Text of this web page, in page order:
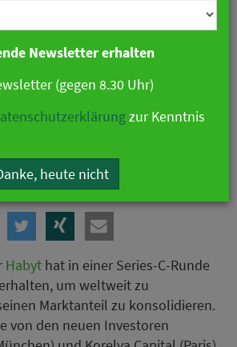
Geld für Co-Living-Anbieter Habyt
Habyt hat in einer Series-C-Runde
um weltweit zu
Marktanteil zu konsolidieren.
von den neuen Investoren
Newsletter erhalten
(gegen 8.30 Uhr)
zur Kenntnis
heute nicht